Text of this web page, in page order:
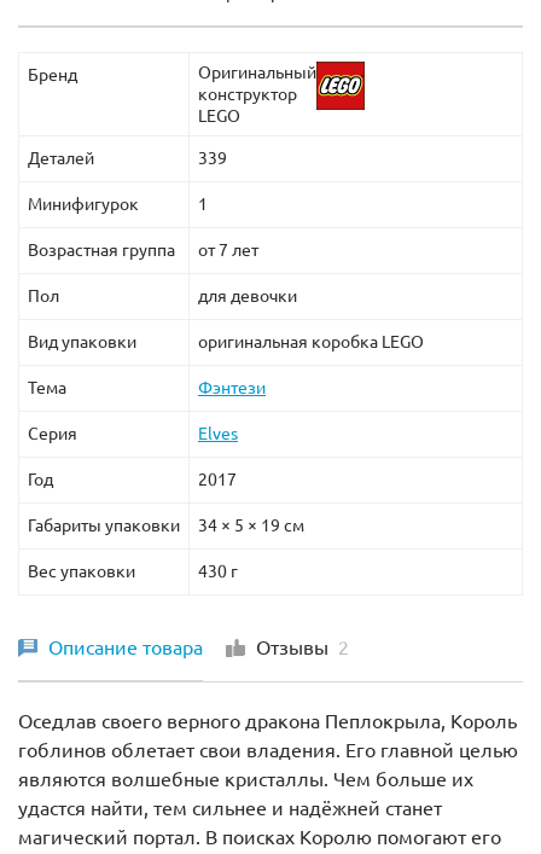
Бренд
Оригинальный
конструктор
LEGO
Деталей 339
Минифигурок 1
Возрастная группа от 7 лет
Пол для девочки
Вид упаковки оригинальная коробка LEGO
Тема Фэнтези
Серия Elves
Год 2017
Габариты упаковки 34 × 5 × 19 см
Вес упаковки 430 г
Описание товара Отзывы 2
Оседлав своего верного дракона Пеплокрыла, Король
гоблинов облетает свои владения. Его главной целью
являются волшебные кристаллы. Чем больше их
удастся найти, тем сильнее и надёжней станет
магический портал. В поисках Королю помогают его